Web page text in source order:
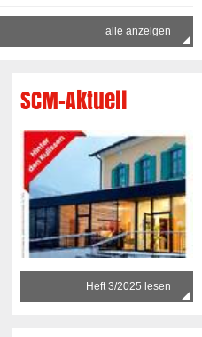
alle anzeigen
SCM-Aktuell
Heft 3/2025 lesen